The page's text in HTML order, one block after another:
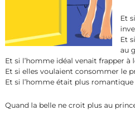
Et
Et
au
Et si l’homme idéal venait frapper à
Et si elles voulaient consommer le
Et si l’homme était plus
Quand la belle ne croit plus au